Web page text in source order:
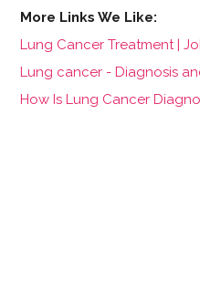
Lung Cancer Treatment |
Lung cancer - Diagnosis
How Is Lung Cancer